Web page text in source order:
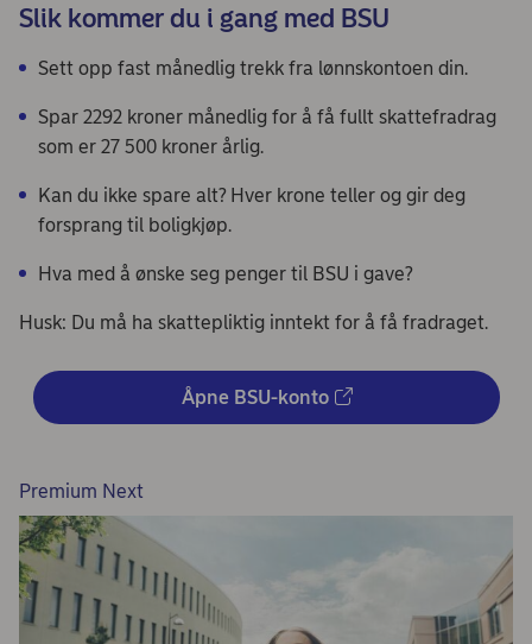
Slik kommer du i gang med BSU
Sett opp fast månedlig trekk fra lønnskontoen din.
Spar 2292 kroner månedlig for å få fullt skattefradrag
som er 27 500 kroner årlig.
Kan du ikke spare alt? Hver krone teller og gir deg
forsprang til boligkjøp.
Hva med å ønske seg penger til BSU i gave?
Husk: Du må ha skattepliktig inntekt for å få fradraget.
Åpne BSU-konto
Premium Next